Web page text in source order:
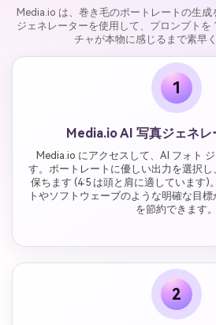
Media.io は、巻き毛のポートレートの生成
ジェネレーターを使用して、プロンプトを
チャが本物に感じるまで素早
1
Media.io AI 写真ジェネレ
Media.io にアクセスして、AI フォト
す。ポートレートに優しい出力を選択
保ちます (4:5 は頭と肩に適しています)
トやソフトウェーブのような明確な目
を節約できます。
2